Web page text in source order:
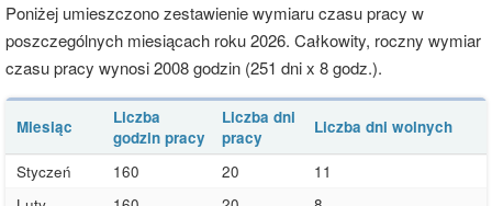
Poniżej umieszczono zestawienie wymiaru czasu pracy w
poszczególnych miesiącach roku 2026. Całkowity, roczny wymiar
czasu pracy wynosi 2008 godzin (251 dni x 8 godz.).
Miesiąc
Liczba
godzin pracy
Liczba dni
pracy
Liczba dni wolnych
Styczeń 160 20
11